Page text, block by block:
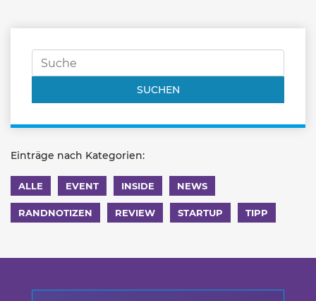
Einträge nach Kategorien:
ALLE EVENT INSIDE NEWS
RANDNOTIZEN REVIEW STARTUP TIPP